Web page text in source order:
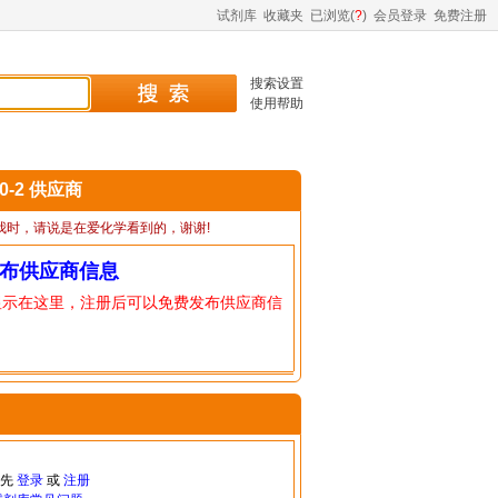
试剂库 收藏夹 已浏览(?) 会员登录 免费注册
搜索设置
使用帮助
2 供应商
时，请说是在爱化学看到的，谢谢!
供应商信息
在这里，注册后可以免费发布供应商信
登录或 注册